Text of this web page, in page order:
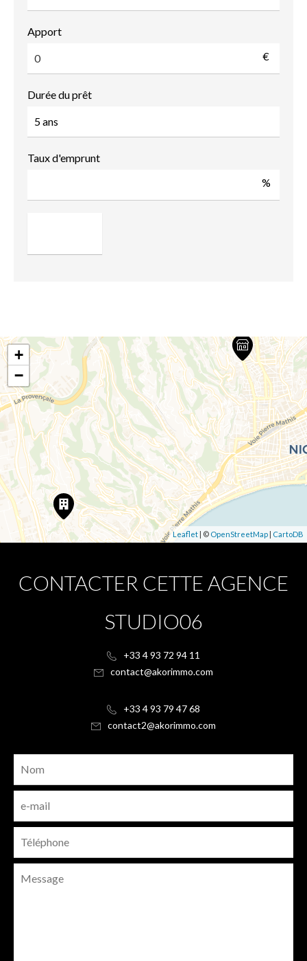
Apport
€
Durée du prêt
Taux d'emprunt
%
+
−
Leaflet | © OpenStreetMap | CartoDB
CONTACTER CETTE AGENCE
STUDIO06
+33 4 93 72 94 11
contact@akorimmo.com
+33 4 93 79 47 68
contact2@akorimmo.com